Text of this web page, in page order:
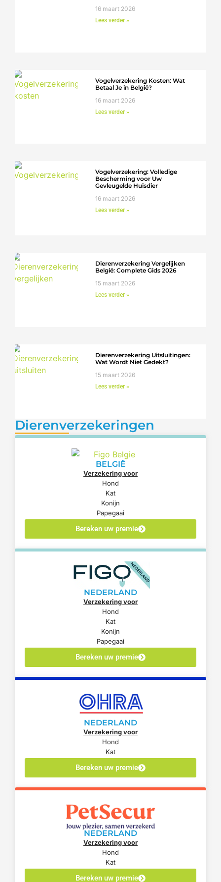
16 maart 2026
Lees verder »
Vogelverzekering Kosten: Wat
Betaal Je in België?
16 maart 2026
Lees verder »
Vogelverzekering: Volledige
Bescherming voor Uw
Gevleugelde Huisdier
16 maart 2026
Lees verder »
Dierenverzekering Vergelijken
België: Complete Gids 2026
15 maart 2026
Lees verder »
Dierenverzekering Uitsluitingen:
Wat Wordt Niet Gedekt?
15 maart 2026
Lees verder »
Dierenverzekeringen
BELGIË
Verzekering voor
Hond
Kat
Konijn
Papegaai
Bereken uw premie
NEDERLAND
Verzekering voor
Hond
Kat
Konijn
Papegaai
Bereken uw premie
NEDERLAND
Verzekering voor
Hond
Kat
Bereken uw premie
NEDERLAND
Verzekering voor
Hond
Kat
Bereken uw premie